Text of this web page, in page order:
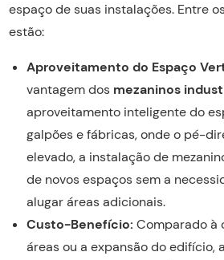
espaço de suas instalações. Entre
estão:
Aproveitamento do Espaço
vantagem dosmezaninos
aproveitamento inteligente do
galpões e fábricas, onde o pé-
elevado, a instalação de
de novos espaços sem a
alugar áreas adicionais.
Custo-Benefício: Comparado à
áreas ou a expansão do edifício,